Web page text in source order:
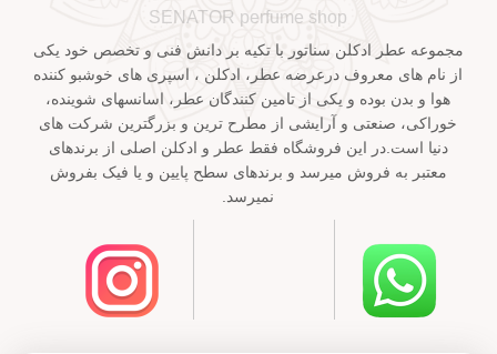
SENATOR perfume shop
مجموعه عطر ادکلن سناتور با تکیه بر دانش فنی و تخصص خود یکی
از نام های معروف درعرضه عطر، ادکلن ، اسپری های خوشبو کننده
هوا و بدن بوده و یکی از تامین کنندگان عطر، اسانسهای شوینده،
خوراکی، صنعتی و آرایشی از مطرح ترین و بزرگترین شرکت های
دنیا است.در این فروشگاه فقط عطر و ادکلن اصلی از برندهای
معتبر به فروش میرسد و برندهای سطح پایین و یا فیک بفروش
نمیرسد.